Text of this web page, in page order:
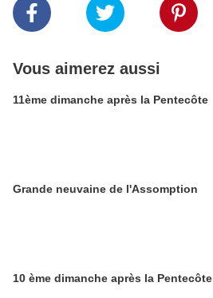
Vous aimerez aussi
11ème dimanche après la Pentecôte
Grande neuvaine de l'Assomption
10 ème dimanche après la Pentecôte